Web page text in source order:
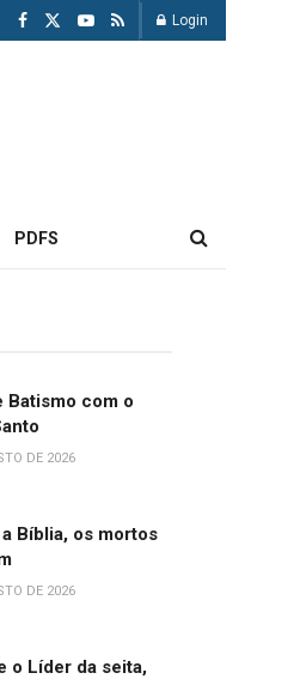
Login
PDFS
Batismo com o
DE 2026
Bíblia, os mortos
DE 2026
o Líder da seita,